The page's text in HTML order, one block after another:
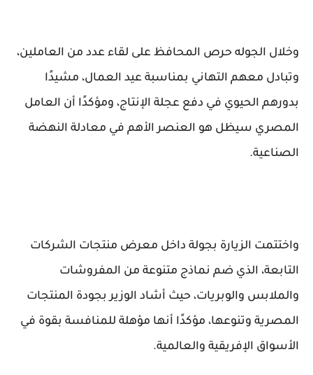
وخلال الجوله حرص المحافظ على لقاء عدد من العاملين،
وتبادل معهم التهاني بمناسبة عيد العمال، مشيدًا
بدورهم الحيوي في دفع عجلة الإنتاج، ومؤكدًا أن العامل
المصري سيظل هو العنصر الأهم في معادلة النهضة
الصناعية.
واختتمت الزيارة بجولة داخل معرض منتجات الشركات
التابعة، الذي ضم نماذج متنوعة من المفروشات
والملابس والوبريات، حيث أشاد الوزير بجودة المنتجات
المصرية وتنوعها، مؤكدًا أنها مؤهلة للمنافسة بقوة في
الأسواق الإفريقية والعالمية.